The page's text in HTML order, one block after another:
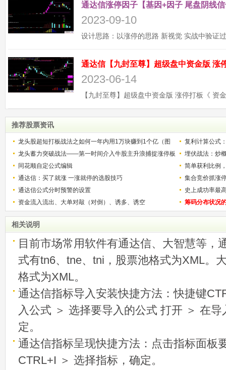
通达信涨停因子【基因+因子 尾盘阴线
2023-09-10
2023-06-14
推荐股票资讯
龙头股超短打板战法之如何一年内用1万块赚到1个亿（图
解）
复利计算公式
少？
龙头蓄力突破战法——第一时间介入牛股主升浪捕捉涨停板
的技巧（图解）
埋伏战法：炒
同花顺自定公式编辑
简单获利比例
用
通达信：买了就涨 一涨就停的选股技巧
集合竞价抓涨
通达信公式分时预警的设置
史上成功率最
称选股法宝！
资金流入流出、大单对敲（对倒）、诱多、诱空 筹码分布状况
相关说明
目前市场常用软件有通达信、大智慧等，
式有tn6、tne、tni，股票池格式为XML。
格式为XML。
通达信指标导入安装快捷方法：快捷键
入公式 ＞ 选择要导入的公式 打开 ＞ 在
定。
通达信指标呈现快捷方法：点击指标面板
CTRL+I ＞ 选择指标，确定。